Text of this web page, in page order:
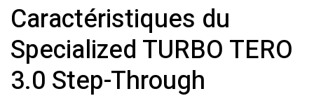
Caractéristiques du
Specialized TURBO TERO
3.0 Step-Through